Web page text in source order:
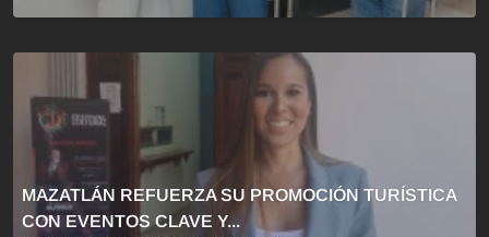
MAZATLÁN REFUERZA SU PROMOCIÓN TURÍSTICA
CON EVENTOS CLAVE Y...